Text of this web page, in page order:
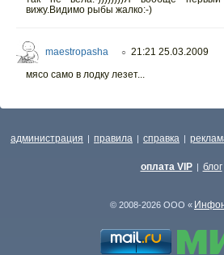
вижу.Видимо рыбы жалко:-)
maestropasha ○ 21:21 25.03.2009
мясо само в лодку лезет...
администрация | правила | справка |
оплата VIP | блог
© 2008-2026 ООО «